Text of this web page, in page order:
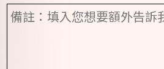
間
(請
目
備
註